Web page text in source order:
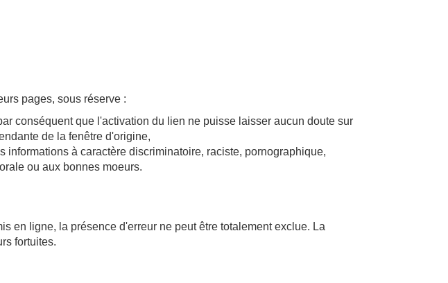
pages, sous réserve :
conséquent que l'activation du lien ne puisse laisser aucun doute sur
de la fenêtre d'origine,
à caractère discriminatoire, raciste, pornographique,
ou aux bonnes moeurs.
en ligne, la présence d'erreur ne peut être totalement exclue. La
fortuites.